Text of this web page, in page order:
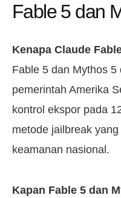
Fable 5 dan
Kenapa Claude
Fable 5 dan Mythos 5
pemerintah Amerika
kontrol ekspor pada
metode jailbreak
keamanan nasional.
Kapan Fable 5 dan